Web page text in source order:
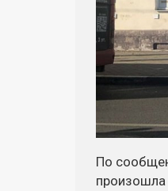
По
произошла